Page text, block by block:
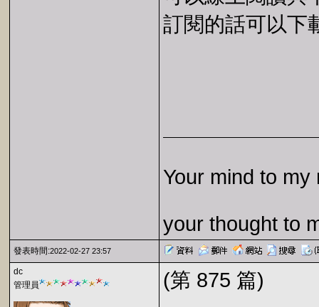
訂閱的話可以下
Your mind to my
your thought to
發表時間:2022-02-27 23:57
dc
管理員
(第 875 篇)